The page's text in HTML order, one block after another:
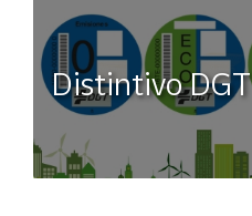
Distintivo DGT